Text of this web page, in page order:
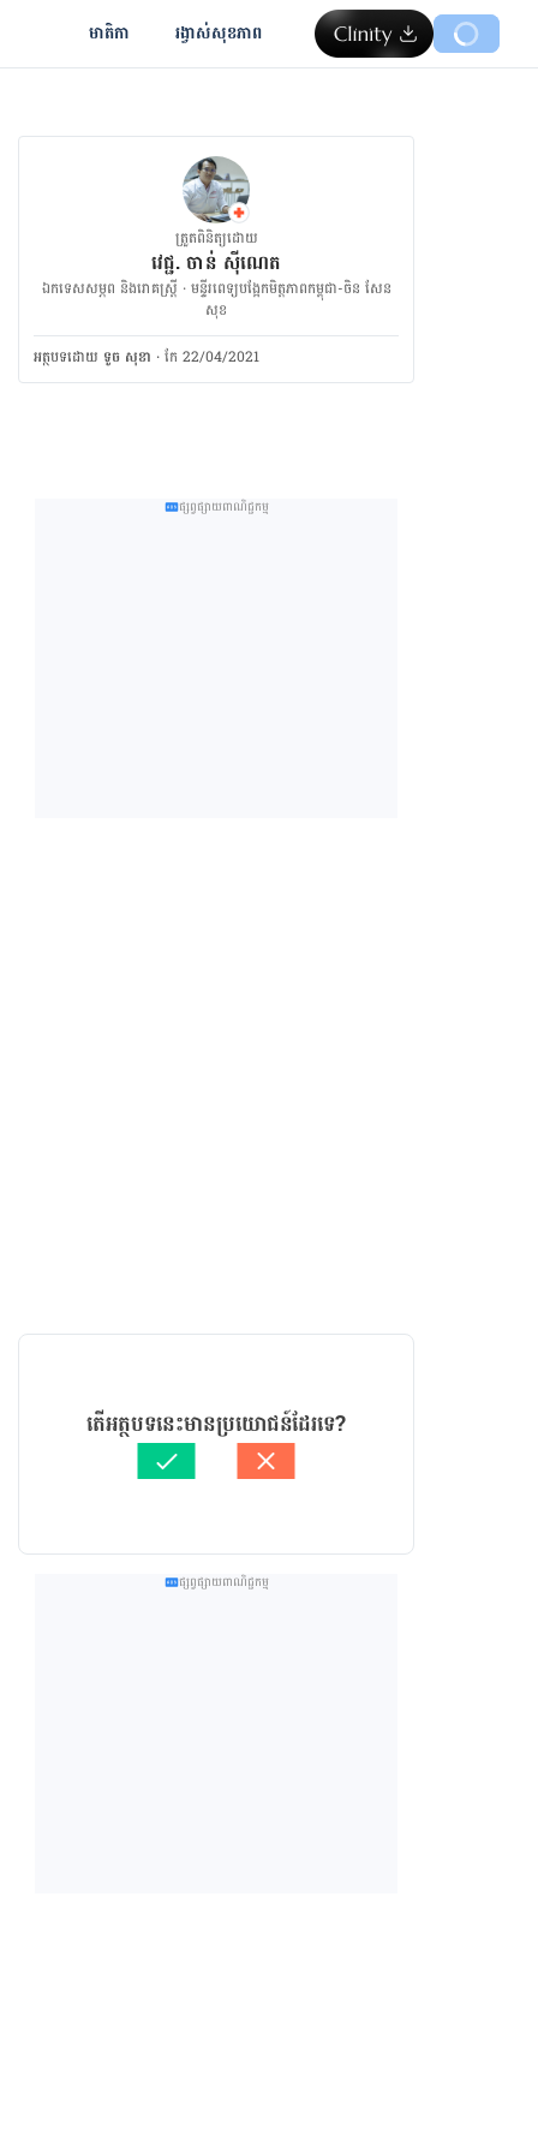
មាតិកា រង្វាស់​សុខភាព
ត្រួតពិនិត្យដោយ
វេជ្ជ. ចាន់ ស៊ីណេត
ឯកទេសសម្ភព និងរោគស្ត្រី · ម​ន្ទីរពេទ្យបង្អែកមិត្តភាពកម្ពុជា-ចិន សែន
សុខ
អត្ថបទ​ដោយ ទូច សុខា ·កែ 22/04/2021
ផ្សព្វផ្សាយពាណិជ្ជកម្ម
តើអត្ថបទនេះមានប្រយោជន៍ដែរទេ?
ផ្សព្វផ្សាយពាណិជ្ជកម្ម